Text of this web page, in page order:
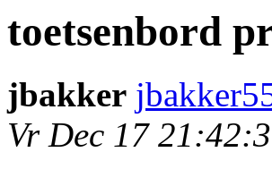
toetsenbord
jbakker
Vr Dec 17